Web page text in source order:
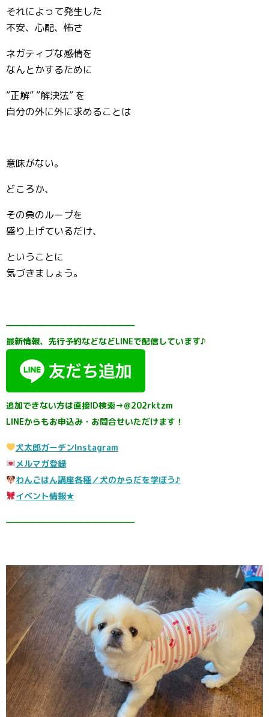
それによって発生した
不安、心配、怖さ
ネガティブな感情を
なんとかするために
”正解” ”解決法” を
自分の外に外に求めることは
意味がない。
どころか、
その負のループを
盛り上げているだけ、
ということに
気づきましょう。
————————————————–
最新情報、先行予約などなどLINEで配信しています♪
追加できない方は直接ID検索→@202rktzm
LINEからもお申込み・お問合せいただけます！
犬太郎ガーデンInstagram
メルマガ登録
わんごはん講座各種／犬のからだを学ぼう♪
イベント情報★
————————————————–